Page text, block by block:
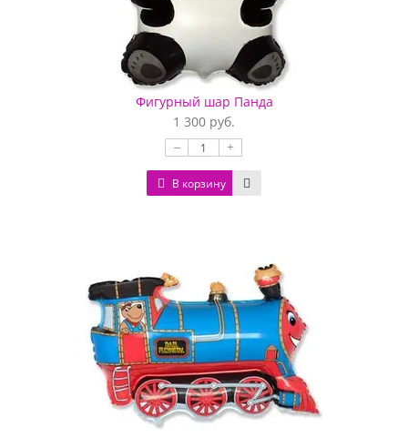
Фигурный шар Панда
1 300 руб.
– +
В корзину